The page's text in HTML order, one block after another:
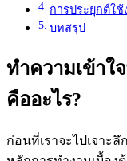
การประยุกต์ใ
บทสรุป
ทำความเข้าใ
คืออะไร?
ก่อนที่เราจะไปเจาะ